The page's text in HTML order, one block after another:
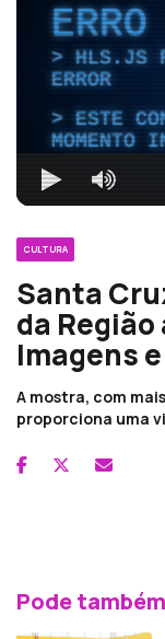
HLS.JS
ERROR
ESTE
MOMENTO
CULTURA
Santa
da
Imagens
A mostra, com
proporciona uma
Pode